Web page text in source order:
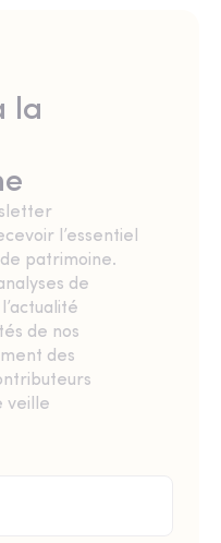
la
l’essentiel
patrimoine.
de
de nos
des
veille